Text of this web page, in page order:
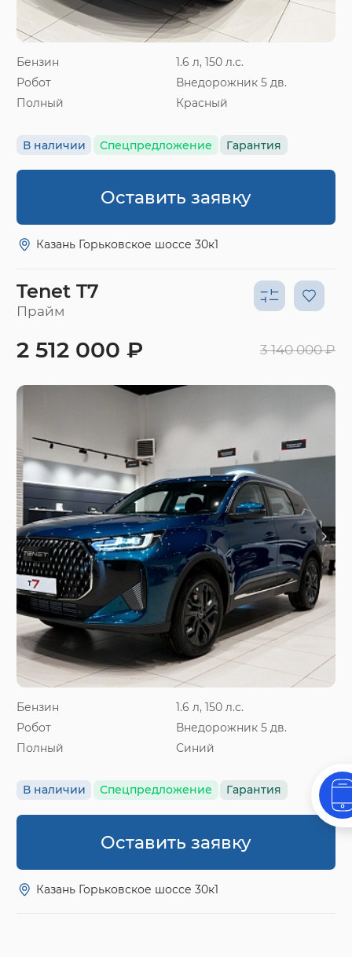
Бензин
1.6 л, 150 л.с.
Робот
Внедорожник 5 дв.
Полный
Красный
В наличии Спецпредложение Гарантия
Оставить заявку
Казань Горьковское шоссе 30к1
Tenet T7
Прайм
Бензин
1.6 л, 150 л.с.
Робот
Внедорожник 5 дв.
Полный
Синий
В наличии Спецпредложение Гарантия
2 512 000 ₽ 3 140 000 ₽
Оставить заявку
Казань Горьковское шоссе 30к1